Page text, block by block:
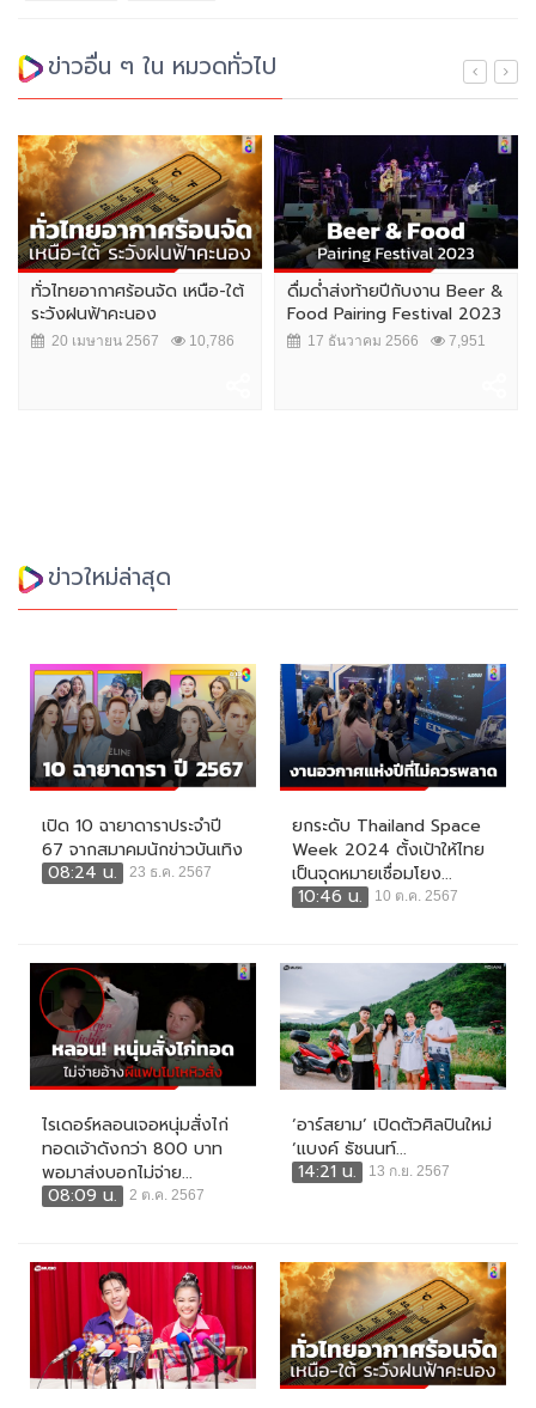
ข่าวอื่น ๆ ใน หมวดทั่วไป
ทั่วไทยอากาศร้อนจัด เหนือ-ใต้
ระวังฝนฟ้าคะนอง
20 เมษายน 2567 10,786
ดื่มด่ำส่งท้ายปีกับงาน Beer &
Food Pairing Festival 2023
17 ธันวาคม 2566 7,951
ข่าวใหม่ล่าสุด
เปิด 10 ฉายาดาราประจำปี
67 จากสมาคมนักข่าวบันเทิง
08:24 น.
23 ธ.ค. 2567
ยกระดับ Thailand Space
Week 2024 ตั้งเป้าให้ไทย
เป็นจุดหมายเชื่อมโยง...
10:46 น.
10 ต.ค. 2567
ไรเดอร์หลอนเจอหนุ่มสั่งไก่
ทอดเจ้าดังกว่า 800 บาท
พอมาส่งบอกไม่จ่าย...
08:09 น.
2 ต.ค. 2567
‘อาร์สยาม’ เปิดตัวศิลปินใหม่
‘แบงค์ ธัชนนท์...
14:21 น.
13 ก.ย. 2567